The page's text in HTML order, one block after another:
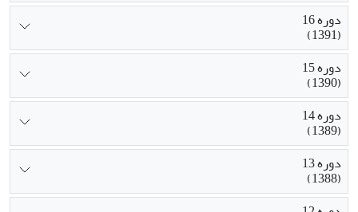
دوره 16
(1391)
دوره 15
(1390)
دوره 14
(1389)
دوره 13
(1388)